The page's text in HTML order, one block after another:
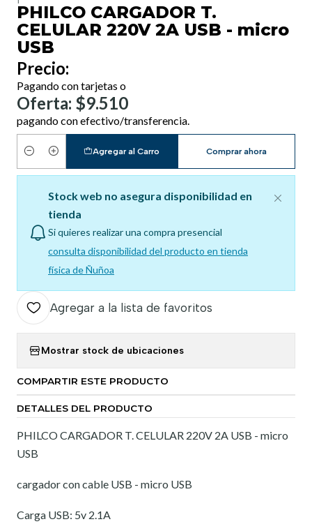
PHILCO CARGADOR T.
CELULAR 220V 2A USB - micro
USB
Precio:
Pagando con tarjetas o
Oferta: $9.510
pagando con efectivo/transferencia.
Cantidad
Agregar al Carro Comprar ahora
Stock web no asegura disponibilidad en
tienda
Si quieres realizar una compra presencial
consulta disponibilidad del producto en tienda
física de Ñuñoa
Agregar a la lista de favoritos
Mostrar stock de ubicaciones
COMPARTIR ESTE PRODUCTO
DETALLES DEL PRODUCTO
PHILCO CARGADOR T. CELULAR 220V 2A USB - micro
USB
cargador con cable USB - micro USB
Carga USB: 5v 2.1A